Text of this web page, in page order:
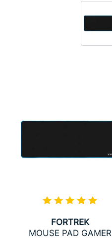
FORTREK
MOUSE PAD GAMER